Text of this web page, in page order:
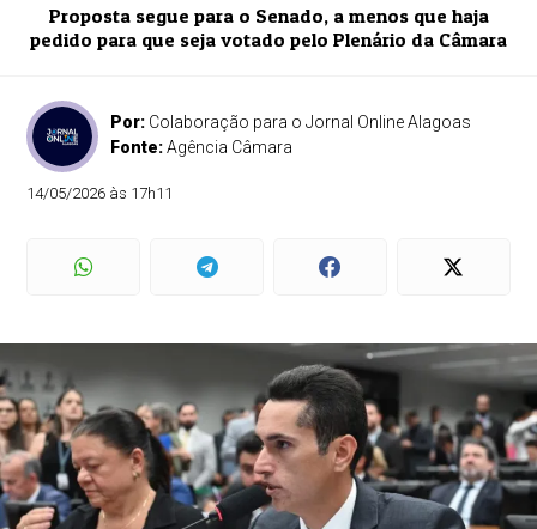
Proposta segue para o Senado, a menos que haja
pedido para que seja votado pelo Plenário da Câmara
Por: Colaboração para o Jornal Online Alagoas
Fonte:Agência Câmara
14/05/2026 às 17h11